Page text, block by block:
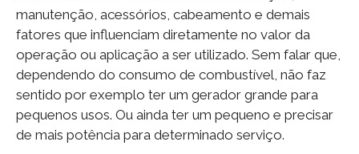
manutenção, acessórios, cabeamento e demais
fatores que influenciam diretamente no valor da
operação ou aplicação a ser utilizado. Sem falar que,
dependendo do consumo de combustível, não faz
sentido por exemplo ter um gerador grande para
pequenos usos. Ou ainda ter um pequeno e precisar
de mais potência para determinado serviço.